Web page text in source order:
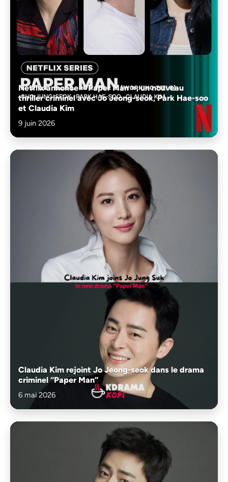
Netflix annonce « Paper Man », un nouveau
thriller criminel avec Jo Jeong-seok, Park Hae-soo
et Claudia Kim
9 juin 2026
Claudia Kim rejoint Jo Jeong-seok dans le drama
criminel “Paper Man”
6 mai 2026